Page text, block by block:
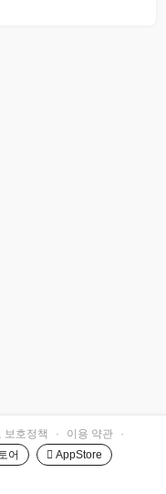
보호정책 · 이용 약관
·
어
 AppStore